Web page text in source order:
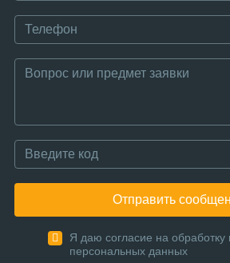
Отправить
Я даю согласие на обработку
персональных данных